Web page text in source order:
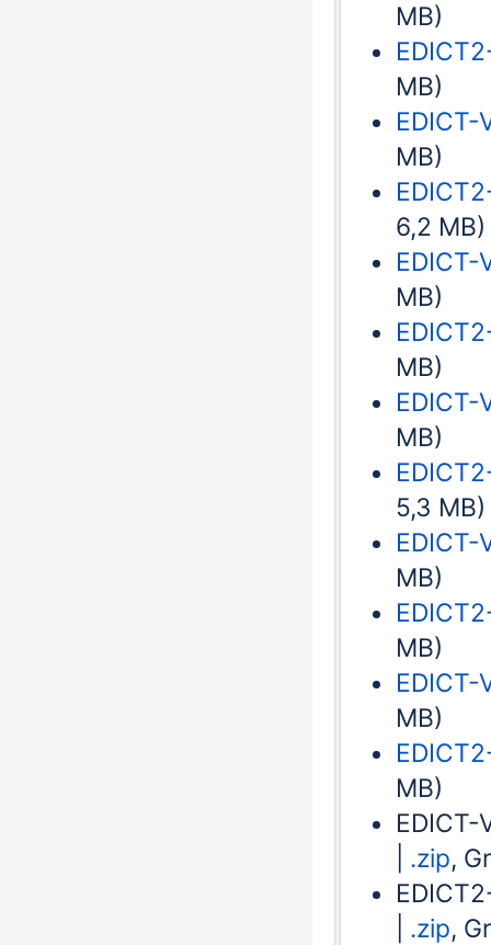
MB)
MB)
EDICT-
MB)
6,2 MB)
EDICT-
MB)
MB)
EDICT-
MB)
5,3 MB)
EDICT-
MB)
MB)
EDICT-
MB)
MB)
EDICT-
.zip,
.zip,